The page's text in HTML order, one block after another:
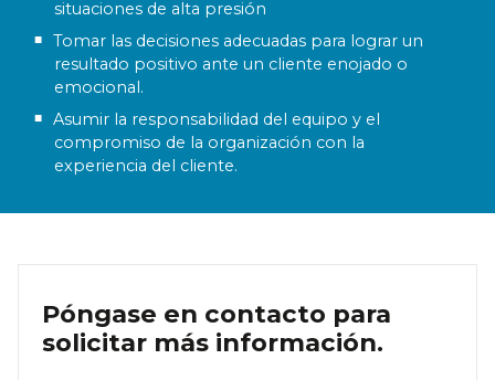
situaciones de alta presión
Tomar las decisiones adecuadas para lograr un
resultado positivo ante un cliente enojado o
emocional.
Asumir la responsabilidad del equipo y el
compromiso de la organización con la
experiencia del cliente.
Póngase en contacto para
solicitar más información.